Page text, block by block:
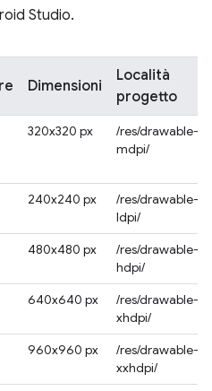
Studio.
Dimensioni
Località
progetto
320x320 px
/res/drawable-
mdpi/
240x240 px
/res/drawable-
ldpi/
480x480 px
/res/drawable-
hdpi/
640x640 px
/res/drawable-
xhdpi/
960x960 px
/res/drawable-
xxhdpi/